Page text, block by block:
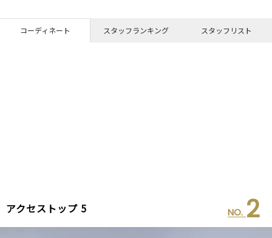
コーディネート スタッフランキング スタッフリスト
アクセストップ 5 NO. 2